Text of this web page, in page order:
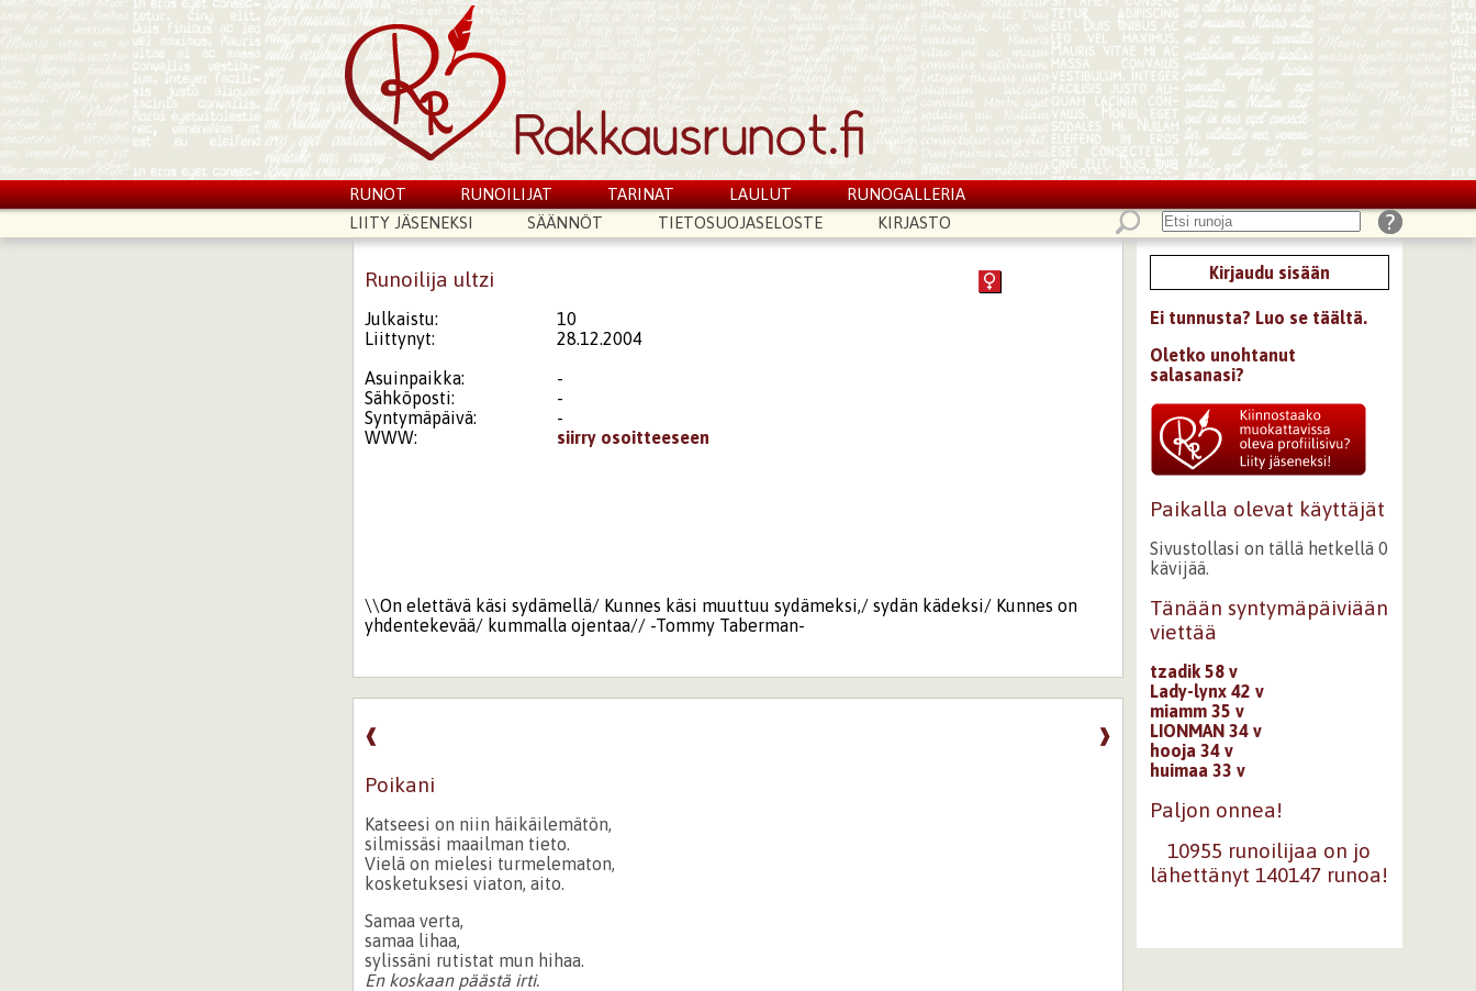
RUNOT RUNOILIJAT TARINAT LAULUT
RUNOGALLERIA
LIITY JÄSENEKSI
SÄÄNNÖT TIETOSUOJASELOSTE KIRJASTO
Runoilija ultzi
Julkaistu:
10
Liittynyt:
28.12.2004
Asuinpaikka:
-
Sähköposti:
-
Syntymäpäivä:
-
WWW:
siirry osoitteeseen
\\On elettävä käsi sydämellä/ Kunnes käsi muuttuu sydämeksi,/ sydän kädeksi/ Kunnes on
yhdentekevää/ kummalla ojentaa// -Tommy Taberman-
❱
❰
Poikani
Katseesi on niin häikäilemätön,
silmissäsi maailman tieto.
Vielä on mielesi turmelematon,
kosketuksesi viaton, aito.
Samaa verta,
samaa lihaa,
sylissäni rutistat mun hihaa.
En koskaan päästä irti.
Kirjaudu sisään
Ei tunnusta? Luo se täältä.
Oletko unohtanut
salasanasi?
Paikalla olevat käyttäjät
Sivustollasi on tällä hetkellä 0
kävijää.
Tänään syntymäpäiviään
viettää
tzadik 58 v
Lady-lynx 42 v
miamm 35 v
LIONMAN 34 v
hooja 34 v
huimaa 33 v
Paljon onnea!
10955 runoilijaa on jo
lähettänyt 140147 runoa!